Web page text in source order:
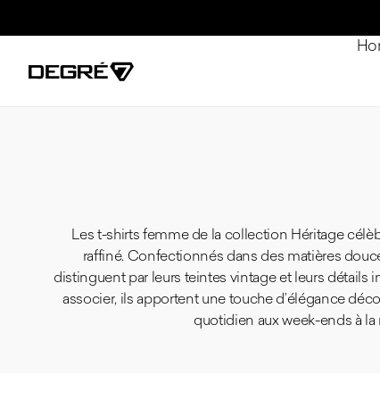
Les t-shirts femme de la collection Héritage
raffiné. Confectionnés dans des matières
distinguent par leurs teintes vintage et leurs détails
associer, ils apportent une touche d’élégance
quotidien aux week-ends à